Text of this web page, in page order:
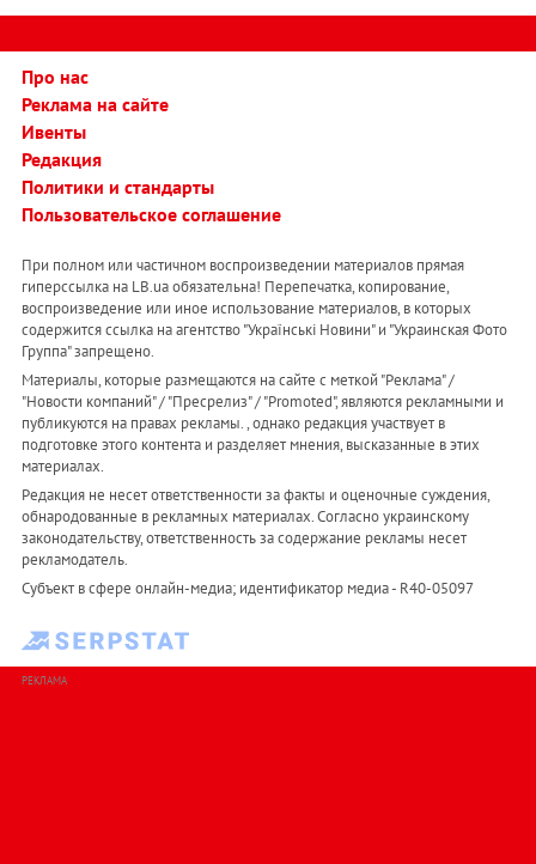
Про нас
Реклама на сайте
Ивенты
Редакция
Политики и стандарты
Пользовательское соглашение
При полном или частичном воспроизведении материалов прямая
гиперссылка на LB.ua обязательна! Перепечатка, копирование,
воспроизведение или иное использование материалов, в которых
содержится ссылка на агентство "Українськi Новини" и "Украинская Фото
Группа" запрещено.
Материалы, которые размещаются на сайте с меткой "Реклама" /
"Новости компаний" / "Пресрелиз" / "Promoted", являются рекламными и
публикуются на правах рекламы. , однако редакция участвует в
подготовке этого контента и разделяет мнения, высказанные в этих
материалах.
Редакция не несет ответственности за факты и оценочные суждения,
обнародованные в рекламных материалах. Согласно украинскому
законодательству, ответственность за содержание рекламы несет
рекламодатель.
Субъект в сфере онлайн-медиа; идентификатор медиа - R40-05097
РЕКЛАМА